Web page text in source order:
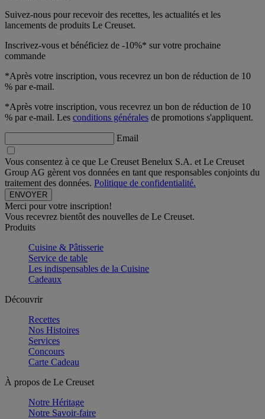
Suivez-nous pour recevoir des recettes, les actualités et les
lancements de produits Le Creuset.
Inscrivez-vous et bénéficiez de -10%* sur votre prochaine
commande
*Après votre inscription, vous recevrez un bon de réduction de 10
% par e-mail.
*Après votre inscription, vous recevrez un bon de réduction de 10
% par e-mail. Les conditions générales de promotions s'appliquent.
Email
Vous consentez à ce que Le Creuset Benelux S.A. et Le Creuset
Group AG gèrent vos données en tant que responsables conjoints du
traitement des données. Politique de confidentialité.
Merci pour votre inscription!
Vous recevrez bientôt des nouvelles de Le Creuset.
Produits
Cuisine & Pâtisserie
Service de table
Les indispensables de la Cuisine
Cadeaux
Découvrir
Recettes
Nos Histoires
Services
Concours
Carte Cadeau
À propos de Le Creuset
Notre Héritage
Notre Savoir-faire